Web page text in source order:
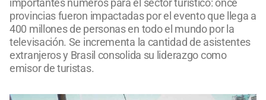
importantes números para el sector turístico: once
provincias fueron impactadas por el evento que llega a
400 millones de personas en todo el mundo por la
televisación. Se incrementa la cantidad de asistentes
extranjeros y Brasil consolida su liderazgo como
emisor de turistas.